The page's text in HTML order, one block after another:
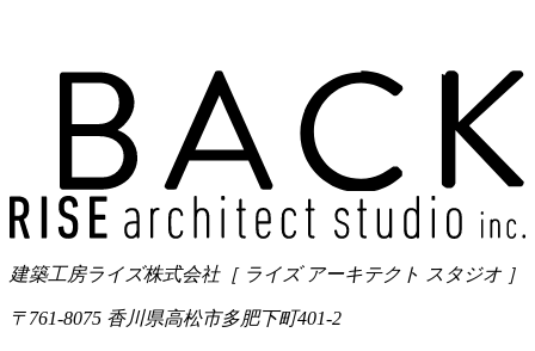
建築工房ライズ株式会社［ ライズ アーキテクト スタジオ ］
〒761-8075 香川県高松市多肥下町401-2